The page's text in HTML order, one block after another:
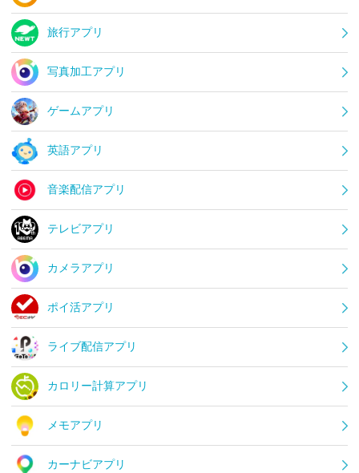
旅行アプリ
写真加工アプリ
ゲームアプリ
英語アプリ
音楽配信アプリ
テレビアプリ
カメラアプリ
ポイ活アプリ
ライブ配信アプリ
カロリー計算アプリ
メモアプリ
カーナビアプリ